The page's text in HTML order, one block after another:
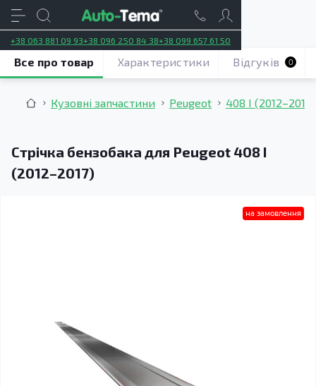
+38 063 881 09 93+38 096 250 84 38+38 099 657 61 50
Кузовні запчастини Peugeot 408 I (2012–2017)
Стрічка бензобака для Peugeot 408 I
(2012–2017)
Все про товар Характеристики Відгуків 0
на замовлення